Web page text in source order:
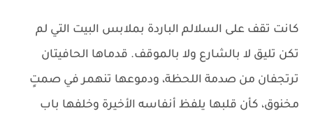
كانت تقف على السلالم الباردة بملابس البيت التي لم
تكن تليق لا بالشارع ولا بالموقف. قدماها الحافيتان
ترتجفان من صدمة اللحظة، ودموعها تنهمر في صمتٍ
مخنوق، كأن قلبها يلفظ أنفاسه الأخيرة وخلفها باب